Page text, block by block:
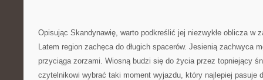
Opisując Skandynawię, warto podkreślić jej niezwykłe oblicza w
Latem region zachęca do długich spacerów. Jesienią zachwyca
przyciąga zorzami. Wiosną budzi się do życia przez topniejący
czytelnikowi wybrać taki moment wyjazdu, który najlepiej pasuje